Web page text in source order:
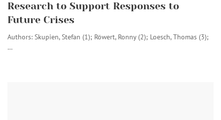
Research to Support Responses to
Future Crises
Authors: Skupien, Stefan (1); Röwert, Ronny (2); Loesch, Thomas (3);
…